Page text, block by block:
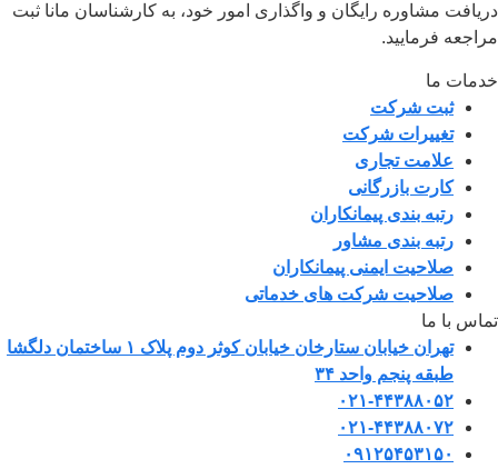
دریافت مشاوره رایگان و واگذاری امور خود، به کارشناسان مانا ثبت
مراجعه فرمایید.
خدمات ما
ثبت شرکت
تغییرات شرکت
علامت تجاری
کارت بازرگانی
رتبه بندی پیمانکاران
رتبه بندی مشاور
صلاحیت ایمنی پیمانکاران
صلاحیت شرکت های خدماتی
تماس با ما
تهران خیابان ستارخان خیابان کوثر دوم پلاک ۱ ساختمان دلگشا
طبقه پنجم واحد ۳۴
۰۲۱-۴۴۳۸۸۰۵۲
۰۲۱-۴۴۳۸۸۰۷۲
۰۹۱۲۵۴۵۳۱۵۰